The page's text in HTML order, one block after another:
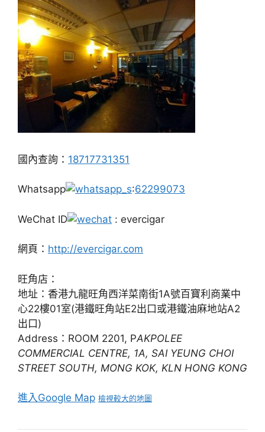
國內查詢： 18717731351
Whatsapp :62299073
WeChat ID : evercigar
網頁： http://evercigar.com
旺角店：
地址：香港九龍旺角西洋菜南街1A號百寶利商業中
心22樓01室(港鐵旺角站E2出口或港鐵油麻地站A2
出口)
Address：ROOM 2201, PAKPOLEE
COMMERCIAL CENTRE, 1A, SAI YEUNG CHOI
STREET SOUTH, MONG KOK, KLN HONG KONG
進入Google Map 檢視較大的地圖